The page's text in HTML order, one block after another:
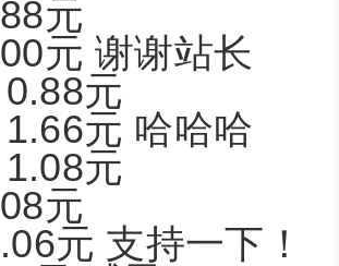
元
元 谢谢站长
元
元 哈哈哈
元
元
元 支持一下！